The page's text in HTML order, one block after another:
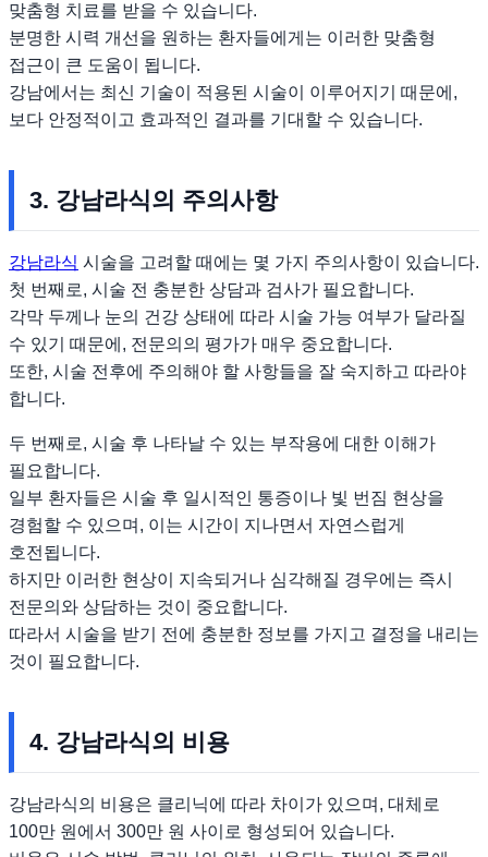
맞춤형 치료를 받을 수 있습니다.
분명한 시력 개선을 원하는 환자들에게는 이러한 맞춤형
접근이 큰 도움이 됩니다.
강남에서는 최신 기술이 적용된 시술이 이루어지기 때문에,
보다 안정적이고 효과적인 결과를 기대할 수 있습니다.
3. 강남라식의 주의사항
강남라식 시술을 고려할 때에는 몇 가지 주의사항이 있습니다.
첫 번째로, 시술 전 충분한 상담과 검사가 필요합니다.
각막 두께나 눈의 건강 상태에 따라 시술 가능 여부가 달라질
수 있기 때문에, 전문의의 평가가 매우 중요합니다.
또한, 시술 전후에 주의해야 할 사항들을 잘 숙지하고 따라야
합니다.
두 번째로, 시술 후 나타날 수 있는 부작용에 대한 이해가
필요합니다.
일부 환자들은 시술 후 일시적인 통증이나 빛 번짐 현상을
경험할 수 있으며, 이는 시간이 지나면서 자연스럽게
호전됩니다.
하지만 이러한 현상이 지속되거나 심각해질 경우에는 즉시
전문의와 상담하는 것이 중요합니다.
따라서 시술을 받기 전에 충분한 정보를 가지고 결정을 내리는
것이 필요합니다.
4. 강남라식의 비용
강남라식의 비용은 클리닉에 따라 차이가 있으며, 대체로
100만 원에서 300만 원 사이로 형성되어 있습니다.